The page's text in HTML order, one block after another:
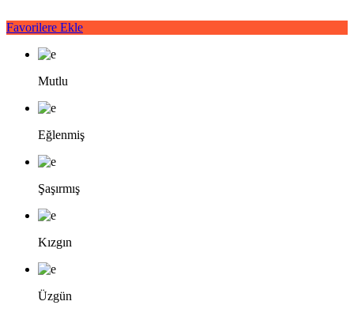
Favorilere Ekle
Mutlu
Eğlenmiş
Şaşırmış
Kızgın
Üzgün